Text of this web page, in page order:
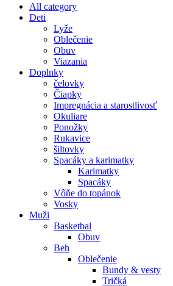
All category
Deti
Lyže
Oblečenie
Obuv
Viazania
Doplnky
čelovky
Čiapky
Impregnácia a starostlivosť
Okuliare
Ponožky
Rukavice
šiltovky
Spacáky a karimatky
Karimatky
Spacáky
Vôňe do topánok
Vosky
Muži
Basketbal
Obuv
Beh
Oblečenie
Bundy & vesty
Tričká